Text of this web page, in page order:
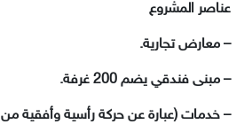
عناصر المشروع
– معارض تجارية.
– مبنى فندقي يضم 200 غرفة.
– خدمات (عبارة عن حركة رأسية وأفقية